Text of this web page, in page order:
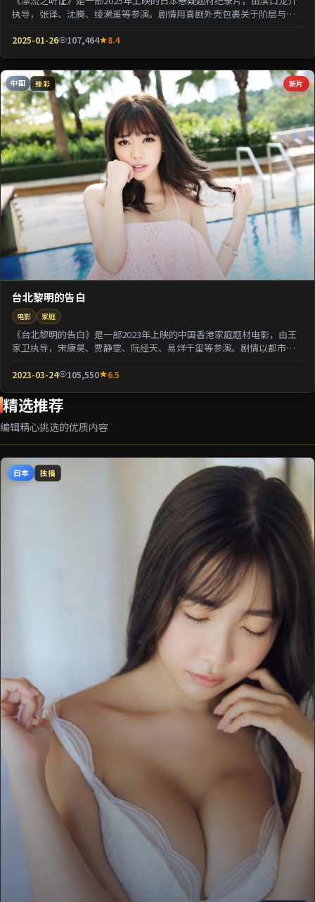
执导，张译、沈腾、绫濑遥等参演。剧情用喜剧外壳包裹关于阶层与选
2025-01-26 107,464 8.4
新片
中国 臻彩
台北黎明的告白
电影 家庭
《台北黎明的告白》是一部2023年上映的中国香港家庭题材电影，由王
家卫执导，宋康昊、贾静雯、阮经天、易烊千玺等参演。剧情以都市迁
2023-03-24 105,550 6.5
精选推荐
编辑精心挑选的优质内容
日本 独播